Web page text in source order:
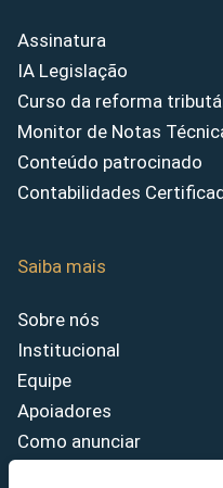
Assinatura
IA Legislação
Curso da reforma
Monitor de Notas
Conteúdo patrocinado
Contabilidades
Saiba mais
Sobre nós
Institucional
Equipe
Apoiadores
Como anunciar